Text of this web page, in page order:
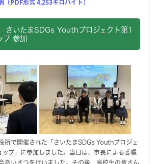
（PDF形式 4,253キロバイト）
さいたまSDGs Youthプロジェクト第1
プ 参加
で開催された「さいたまSDGs Youthプロジェ
ップ」に参加しました。当日は、市長による委嘱
あいさつを行いました。その後、高校生の皆さん